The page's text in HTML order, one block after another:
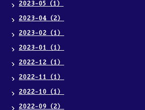
2023-05（1）
2023-04（2）
2023-02（1）
2023-01（1）
2022-12（1）
2022-11（1）
2022-10（1）
2022-09（2）